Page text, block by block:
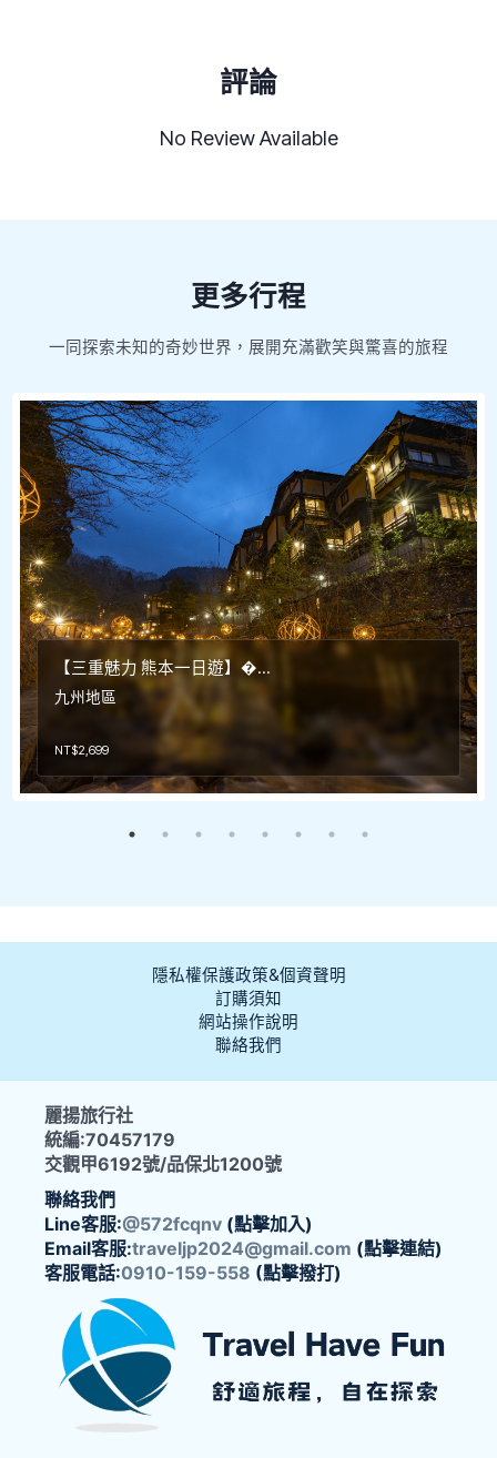
評論
No Review Available
更多行程
一同探索未知的奇妙世界，展開充滿歡笑與驚喜的旅程
【三重魅力 熊本一日遊】�...
九州地區
NT$2,699
隱私權保護政策&個資聲明
訂購須知
網站操作說明
聯絡我們
麗揚旅行社
統編:70457179
交觀甲6192號/品保北1200號
聯絡我們
Line客服:@572fcqnv (點擊加入)
Email客服:traveljp2024@gmail.com (點擊連結)
客服電話:0910-159-558 (點擊撥打)